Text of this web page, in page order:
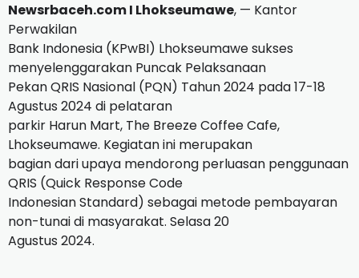
Newsrbaceh.com I Lhokseumawe, — Kantor
Perwakilan
Bank Indonesia (KPwBI) Lhokseumawe sukses
menyelenggarakan Puncak Pelaksanaan
Pekan QRIS Nasional (PQN) Tahun 2024 pada 17-18
Agustus 2024 di pelataran
parkir Harun Mart, The Breeze Coffee Cafe,
Lhokseumawe. Kegiatan ini merupakan
bagian dari upaya mendorong perluasan penggunaan
QRIS (Quick Response Code
Indonesian Standard) sebagai metode pembayaran
non-tunai di masyarakat. Selasa 20
Agustus 2024.